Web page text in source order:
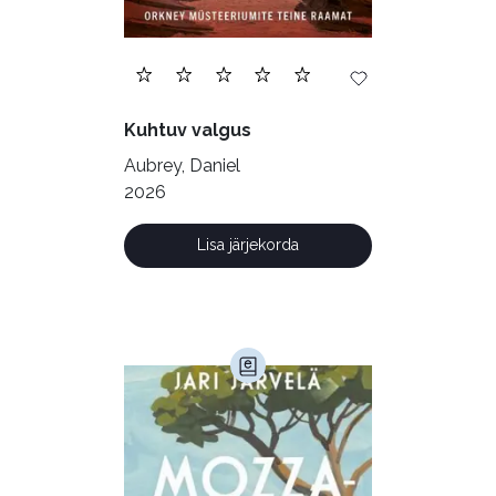
Ilukirjandus (4256)
Krimi ja põnevik (1285)
Kultuur ja teadus (45)
Kunst ja looming (86)
Laste- ja noortekirjandus (581)
Loodusteadus (32)
Maamajandus (24)
Majandus (34)
Perioodika (15)
Psühholoogia (186)
Kuhtuv valgus
Aubrey, Daniel
2026
Lisa järjekorda